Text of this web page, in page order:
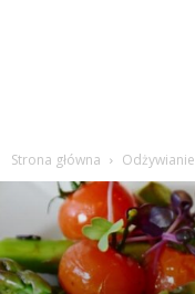
Strona główna Odżywianie